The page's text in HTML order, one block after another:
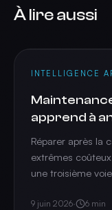
À lire aussi
INTELLIGENCE
apprend à
Réparer après la
extrêmes
une troisième
9 juin 2026· 6 min